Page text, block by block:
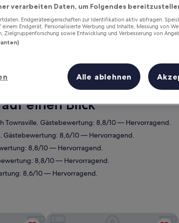
Verdiene Prämien für jede
wahrgenommene Übernachtung
Dieses Wochenende
7. Aug. - 9. Aug.
einen Blick
Townsville. Gästebewertung: 8,8/10 — Hervorragend.
Gästebewertung: 8,6/10 — Hervorragend.
8,8/10 — Hervorragend.
8,8/10 — Hervorragend.
8,6/10 — Hervorragend.
verarbeiten Daten, um Folgendes
Endgeräteeigenschaften zur Identifikation aktiv abfragen.
Endgerät. Personalisierte Werbung und Inhalte, Messung von
Zielgruppenforschung sowie Entwicklung und Verbesserung von
Alle ablehnen